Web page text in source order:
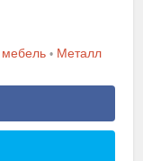
мебель • Металл